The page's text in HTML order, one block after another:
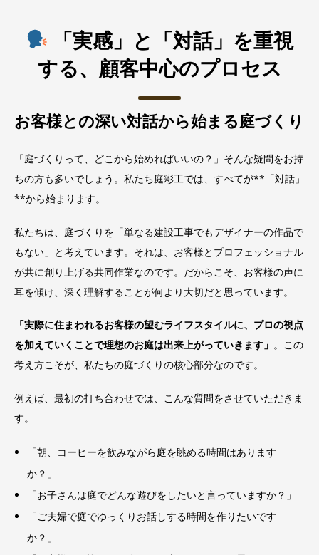
「実感」と「対話」を重視
する、顧客中心のプロセス
お客様との深い対話から始まる庭づくり
「庭づくりって、どこから始めればいいの？」そんな疑問をお持
ちの方も多いでしょう。私たち庭彩工では、すべてが**「対話」
**から始まります。
私たちは、庭づくりを「単なる建設工事でもデザイナーの作品で
もない」と考えています。それは、お客様とプロフェッショナル
が共に創り上げる共同作業なのです。だからこそ、お客様の声に
耳を傾け、深く理解することが何より大切だと思っています。
「実際に住まわれるお客様の望むライフスタイルに、プロの視点
を加えていくことで理想のお庭は出来上がっていきます」 。この
考え方こそが、私たちの庭づくりの核心部分なのです。
例えば、最初の打ち合わせでは、こんな質問をさせていただきま
す。
「朝、コーヒーを飲みながら庭を眺める時間はあります
か？」
「お子さんは庭でどんな遊びをしたいと言っていますか？」
「ご夫婦で庭でゆっくりお話しする時間を作りたいです
か？」